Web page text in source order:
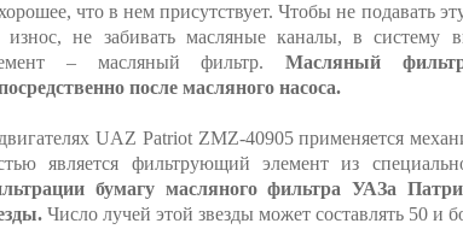
что в нем присутствует. Чтобы не подавать
износ, не забивать масляные каналы, в систему
– масляный фильтр.Масляный
после масляного насоса.
UAZ Patriot ZMZ-40905 применяется
является фильтрующий элемент из
бумагу масляного фильтра УАЗа
Число лучей этой звезды может составлять 50 и